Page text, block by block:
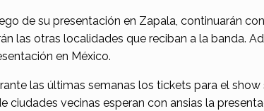
de su presentación en Zapala, continuarán
las otras localidades que reciban a la banda.
en México.
las últimas semanas los tickets para el
ciudades vecinas esperan con ansias la